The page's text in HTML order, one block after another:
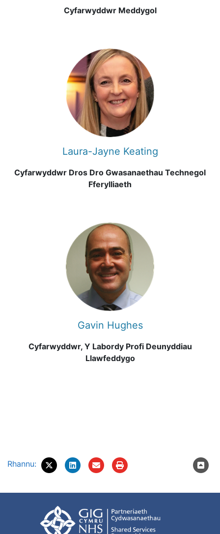
Cyfarwyddwr Meddygol
Laura-Jayne Keating
Cyfarwyddwr Dros Dro Gwasanaethau Technegol
Fferylliaeth
Gavin Hughes
Cyfarwyddwr, Y Labordy Profi Deunyddiau
Llawfeddygo
Rhannu: